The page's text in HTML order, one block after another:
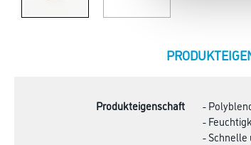
CURRENT
Produkteigenschaft
-
-
- Schnelle